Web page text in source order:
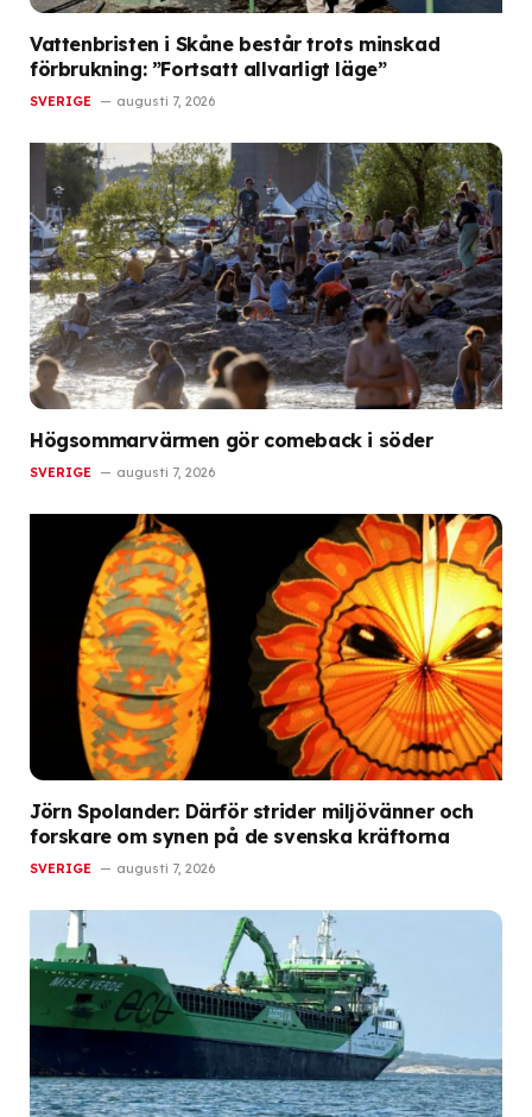
Vattenbristen i Skåne består trots minskad
förbrukning: ”Fortsatt allvarligt läge”
SVERIGE augusti 7, 2026
Högsommarvärmen gör comeback i söder
SVERIGE augusti 7, 2026
Jörn Spolander: Därför strider miljövänner och
forskare om synen på de svenska kräftorna
SVERIGE augusti 7, 2026